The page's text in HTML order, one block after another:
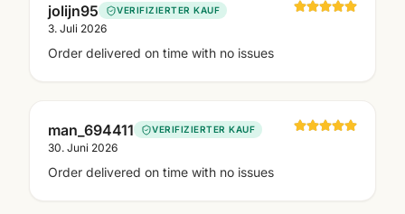
jolijn95 VERIFIZIERTER KAUF
3. Juli 2026
Order delivered on time with no issues
man_694411 VERIFIZIERTER KAUF
30. Juni 2026
Order delivered on time with no issues